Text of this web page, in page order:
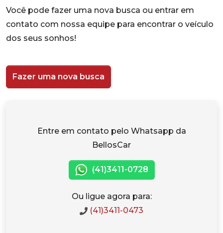
Você pode fazer uma nova busca ou entrar em
contato com nossa equipe para encontrar o veículo
dos seus sonhos!
Fazer uma nova busca
Entre em contato pelo Whatsapp da
BellosCar
(41)3411-0728
Ou ligue agora para:
(41)3411-0473